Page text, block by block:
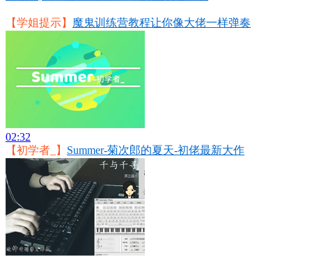
【学姐提示】 魔鬼训练营教程让你像大佬一样弹奏
02:32
【初学者_】 Summer-菊次郎的夏天-初佬最新大作